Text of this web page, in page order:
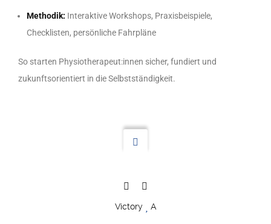
Methodik: Interaktive Workshops, Praxisbeispiele,
Checklisten, persönliche Fahrpläne
So starten Physiotherapeut:innen sicher, fundiert und
zukunftsorientiert in die Selbstständigkeit.
Victory A